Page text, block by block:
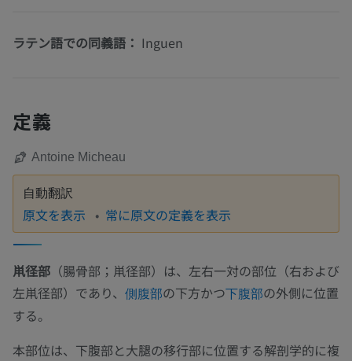
ラテン語での同義語： Inguen
定義
Antoine Micheau
自動翻訳
原文を表示 常に原文の定義を表示
鼡径部 （腸骨部；鼡径部）は、左右一対の部位（右および
左鼡径部）であり、 側腹部の下方かつ下腹部の外側に位置
する。
本部位は、下腹部と大腿の移行部に位置する解剖学的に複